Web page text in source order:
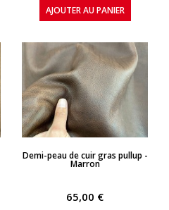
AJOUTER AU PANIER
APERÇU RAPIDE
Demi-peau de cuir gras pullup -
Marron
65,00 €